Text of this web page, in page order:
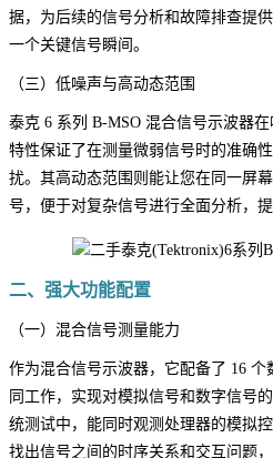
据，为后续的信号分析和故障排查提
一个关键信号瞬间。
（三）低噪声与高动态范围
泰克 6 系列 B-MSO 混合信号示波器
特性保证了在测量微弱信号时的准确
扰。其高动态范围则能让您在同一屏
号，便于对复杂信号进行全面分析，提
二、强大功能配置
（一）混合信号测量能力
作为混合信号示波器，它配备了 16
同工作，实现对模拟信号和数字信号
统测试中，能同时观测处理器的模拟
找出信号之间的时序关系和交互问题